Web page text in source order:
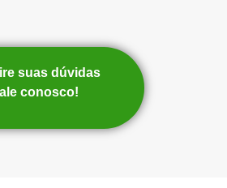
suas dúvidas
conosco!